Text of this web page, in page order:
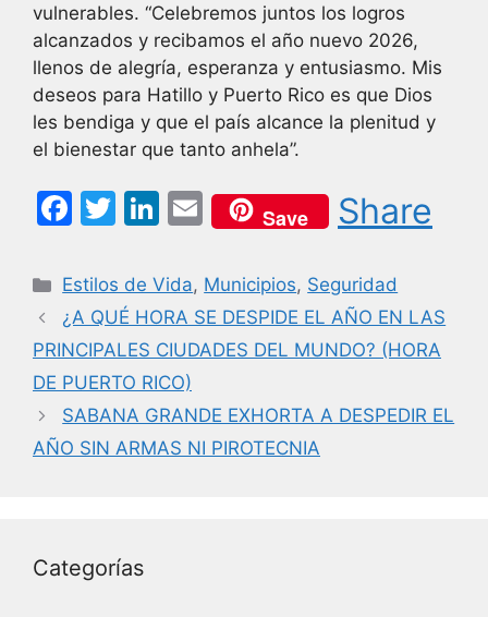
vulnerables. “Celebremos juntos los logros
alcanzados y recibamos el año nuevo 2026,
llenos de alegría, esperanza y entusiasmo. Mis
deseos para Hatillo y Puerto Rico es que Dios
les bendiga y que el país alcance la plenitud y
el bienestar que tanto anhela”.
F
c
e
b
o
o
k
T
itt
er
Li
k
e
dI
n
E
m
ai
l
Save Share
Categorías
Estilos de Vida, Municipios, Seguridad
¿A QUÉ HORA SE DESPIDE EL AÑO EN LAS
PRINCIPALES CIUDADES DEL MUNDO? (HORA
DE PUERTO RICO)
SABANA GRANDE EXHORTA A DESPEDIR EL
AÑO SIN ARMAS NI PIROTECNIA
Categorías